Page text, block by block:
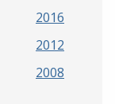
2016
2012
2008